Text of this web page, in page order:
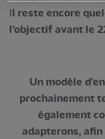
Il reste encore
l’objectif avant le
Un modèle
prochainement
également
adapterons,